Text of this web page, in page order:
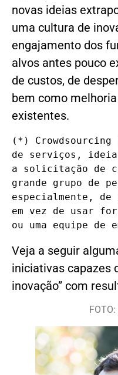
novas ideias
uma cultura de
engajamento dos
alvos antes pouco
de custos, de
bem como
existentes.
(*) Crowdsourcing
de serviços,
a solicitação de
grande grupo de
especialmente, de
em vez de usar
ou uma equipe de
Veja a seguir
iniciativas capazes
inovação” com
FOTO: